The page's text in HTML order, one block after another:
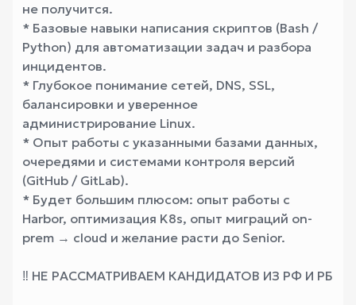
не получится.
* Базовые навыки написания скриптов (Bash /
Python) для автоматизации задач и разбора
инцидентов.
* Глубокое понимание сетей, DNS, SSL,
балансировки и уверенное
администрирование Linux.
* Опыт работы с указанными базами данных,
очередями и системами контроля версий
(GitHub / GitLab).
* Будет большим плюсом: опыт работы с
Harbor, оптимизация K8s, опыт миграций on-
prem → cloud и желание расти до Senior.
‼️ НЕ РАССМАТРИВАЕМ КАНДИДАТОВ ИЗ РФ И РБ